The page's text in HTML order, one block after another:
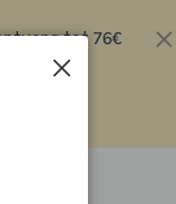
tot 76€